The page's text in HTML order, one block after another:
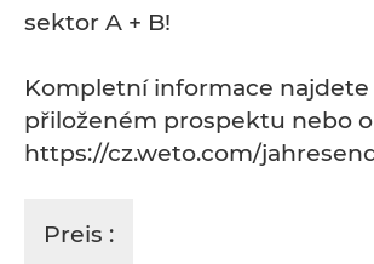
sektor A + B!
Kompletní informace najdete
přiloženém prospektu nebo
https://cz.weto.com/
Preis :